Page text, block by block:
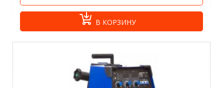
В КОРЗИНУ